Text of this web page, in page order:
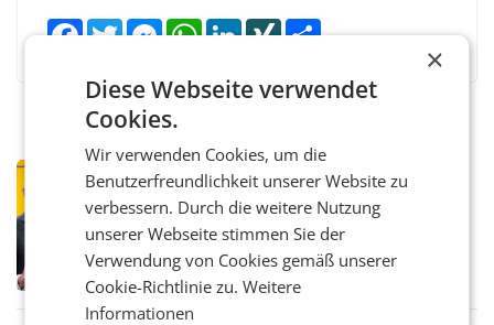
FacebookTwitter MessengerWhatsAppLinkedInXING
Österreichische Post: Umsatzplus im
ersten Halbjahr trotz schwachem
Briefgeschäft
ersten Halbjahr 2026 einen Konzernumsatz
von 1.544,0 Mio. EUR erwirtschaftet, was
einem Plus von 3,8 Prozent gegenüber dem
×
Diese Webseite verwendet
Cookies.
Wir verwenden Cookies, um die
Benutzerfreundlichkeit unserer Website zu
verbessern. Durch die weitere Nutzung
unserer Webseite stimmen Sie der
Verwendung von Cookies gemäß unserer
Cookie-Richtlinie zu.Weitere
Informationen